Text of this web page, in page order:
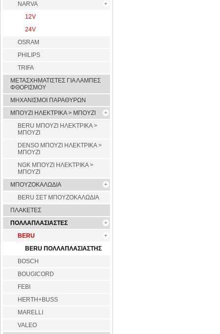
NARVA
12V
24V
OSRAM
PHILIPS
TRIFA
ΜΕΤΑΣΧΗΜΑΤΙΣΤΕΣ ΓΙΑ ΛΑΜΠΕΣ
ΦΘΟΡΙΣΜΟΥ
ΜΗΧΑΝΙΣΜΟΙ ΠΑΡΑΘΥΡΩΝ
ΜΠΟΥΖΙ ΗΛΕΚΤΡΙΚΑ > ΜΠΟΥΖΙ
BERU ΜΠΟΥΖΙ ΗΛΕΚΤΡΙΚΑ >
ΜΠΟΥΖΙ
DENSO ΜΠΟΥΖΙ ΗΛΕΚΤΡΙΚΑ >
ΜΠΟΥΖΙ
NGK ΜΠΟΥΖΙ ΗΛΕΚΤΡΙΚΑ >
ΜΠΟΥΖΙ
ΜΠΟΥΖΟΚΑΛΩΔΙΑ
BERU ΣΕΤ ΜΠΟΥΖΟΚΑΛΩΔΙΑ
ΠΛΑΚΕΤΕΣ
ΠΟΛΛΑΠΛΑΣΙΑΣΤΕΣ
BERU
BERU ΠΟΛΛΑΠΛΑΣΙΑΣΤΗΣ
BOSCH
BOUGICORD
FEBI
HERTH+BUSS
MARELLI
VALEO